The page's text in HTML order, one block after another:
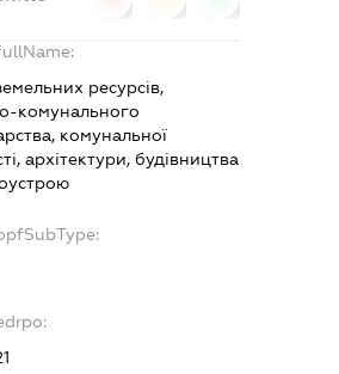
ресурсів,
комунального
комунальної
архітектури, будівництва